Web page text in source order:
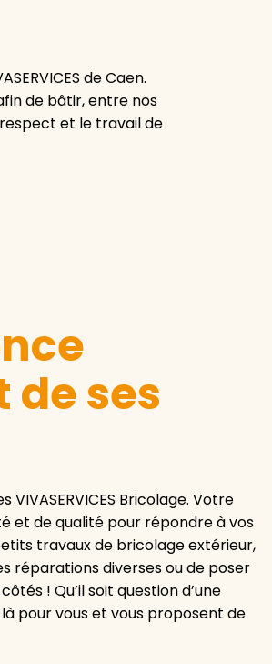
de Caen.
de bâtir, entre nos
et le travail de
de ses
VIVASERVICES Bricolage. Votre
et de qualité pour répondre à vos
travaux de bricolage extérieur,
réparations diverses ou de poser
! Qu’il soit question d’une
là pour vous et vous proposent de